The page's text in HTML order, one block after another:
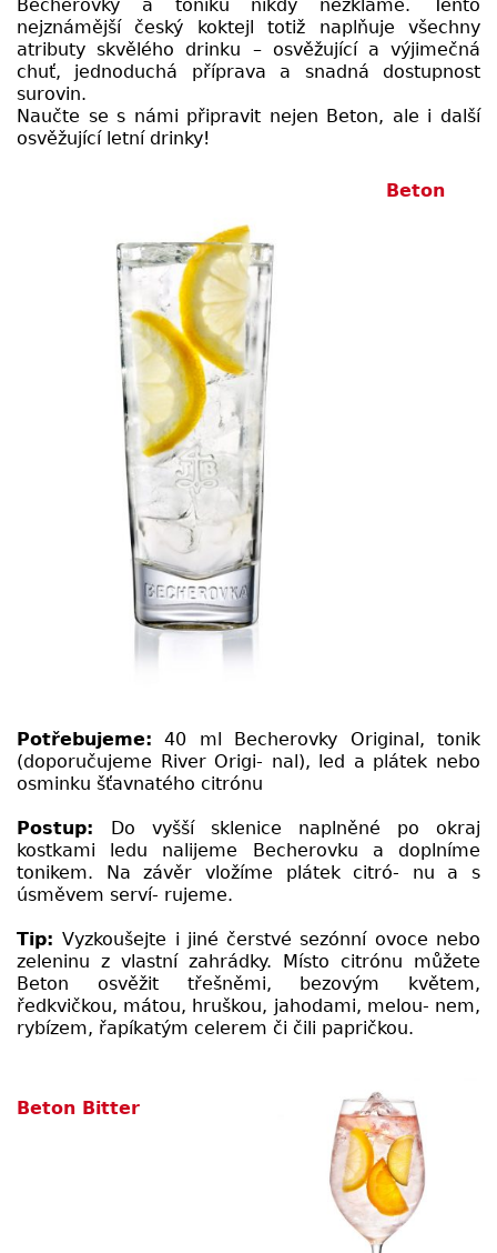
Becherovky a toniku nikdy nezklame. Tento
nejznámější český koktejl totiž naplňuje všechny
atributy skvělého drinku – osvěžující a výjimečná
chuť, jednoduchá příprava a snadná dostupnost
surovin.
Naučte se s námi připravit nejen Beton, ale i další
osvěžující letní drinky!
Beton
Potřebujeme: 40 ml Becherovky Original, tonik
(doporučujeme River Origi- nal), led a plátek nebo
osminku šťavnatého citrónu
Postup:
Do vyšší sklenice naplněné po okraj
kostkami ledu nalijeme Becherovku a doplníme
tonikem. Na závěr vložíme plátek citró- nu a s
úsměvem serví- rujeme.
Tip:Vyzkoušejte i jiné čerstvé sezónní ovoce nebo
zeleninu z vlastní zahrádky. Místo citrónu můžete
Beton osvěžit třešněmi, bezovým květem,
ředkvičkou, mátou, hruškou, jahodami, melou- nem,
rybízem, řapíkatým celerem či čili papričkou.
Beton Bitter